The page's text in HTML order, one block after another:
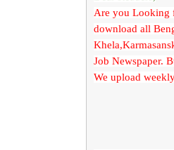
Are you Looking
download all
Job Newspaper.
We upload